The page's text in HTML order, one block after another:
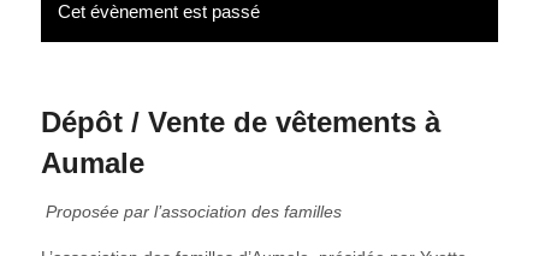
Cet évènement est passé
Dépôt / Vente de vêtements à
Aumale
Proposée par l’association des familles